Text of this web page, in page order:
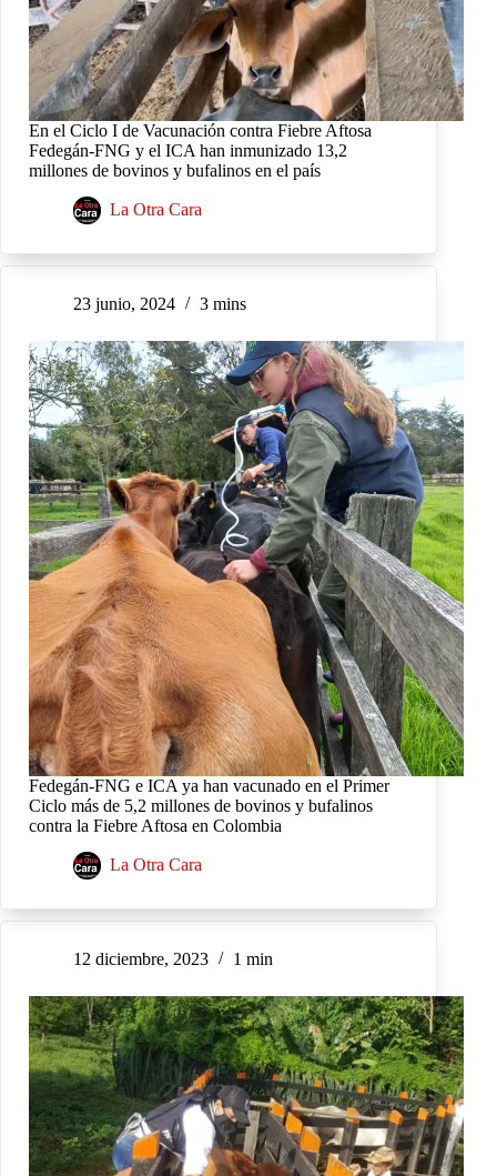
En el Ciclo I de Vacunación contra Fiebre Aftosa
Fedegán-FNG y el ICA han inmunizado 13,2
millones de bovinos y bufalinos en el país
La Otra Cara
23 junio, 2024 3 mins
Fedegán-FNG e ICA ya han vacunado en el Primer
Ciclo más de 5,2 millones de bovinos y bufalinos
contra la Fiebre Aftosa en Colombia
La Otra Cara
12 diciembre, 2023 1 min